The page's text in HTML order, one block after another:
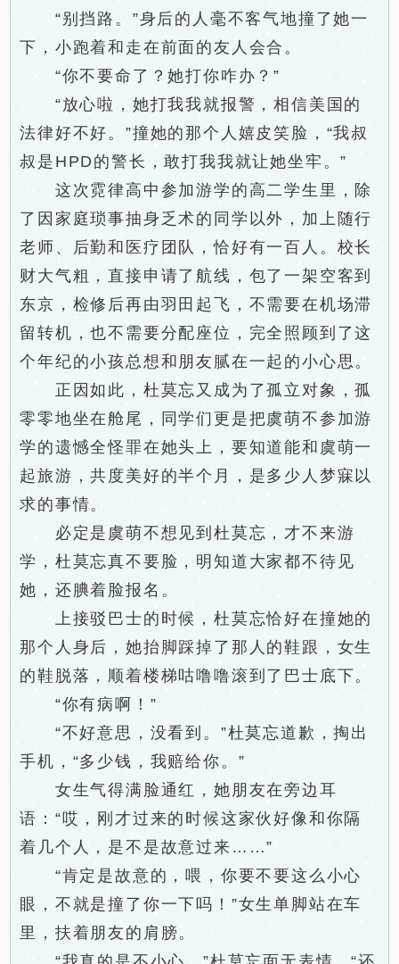
“别挡路。”身后的人毫不客气地撞了她一
下，小跑着和走在前面的友人会合。
“你不要命了？她打你咋办？”
“放心啦，她打我我就报警，相信美国的
法律好不好。”撞她的那个人嬉皮笑脸，“我叔
叔是HPD的警长，敢打我我就让她坐牢。”
这次霓律高中参加游学的高二学生里，除
了因家庭琐事抽身乏术的同学以外，加上随行
老师、后勤和医疗团队，恰好有一百人。校长
财大气粗，直接申请了航线，包了一架空客到
东京，检修后再由羽田起飞，不需要在机场滞
留转机，也不需要分配座位，完全照顾到了这
个年纪的小孩总想和朋友腻在一起的小心思。
正因如此，杜莫忘又成为了孤立对象，孤
零零地坐在舱尾，同学们更是把虞萌不参加游
学的遗憾全怪罪在她头上，要知道能和虞萌一
起旅游，共度美好的半个月，是多少人梦寐以
求的事情。
必定是虞萌不想见到杜莫忘，才不来游
学，杜莫忘真不要脸，明知道大家都不待见
她，还腆着脸报名。
上接驳巴士的时候，杜莫忘恰好在撞她的
那个人身后，她抬脚踩掉了那人的鞋跟，女生
的鞋脱落，顺着楼梯咕噜噜滚到了巴士底下。
“你有病啊！”
“不好意思，没看到。”杜莫忘道歉，掏出
手机，“多少钱，我赔给你。”
女生气得满脸通红，她朋友在旁边耳
语：“哎，刚才过来的时候这家伙好像和你隔
着几个人，是不是故意过来……”
“肯定是故意的，喂，你要不要这么小心
眼，不就是撞了你一下吗！”女生单脚站在车
里，扶着朋友的肩膀。